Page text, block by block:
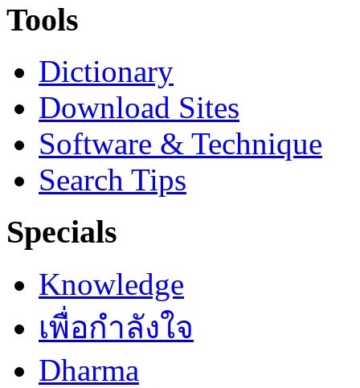
Tools
Dictionary
Download Sites
Software & Technique
Search Tips
Specials
Knowledge
เพื่อกำลังใจ
Dharma